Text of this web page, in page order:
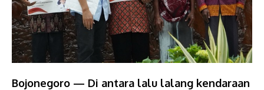
Bojonegoro — Di antara lalu lalang kendaraan